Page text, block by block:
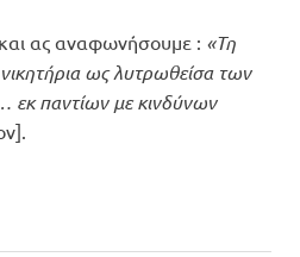
ας αναφωνήσουμε : «Τη
ως λυτρωθείσα των
εκ παντίων με κινδύνων